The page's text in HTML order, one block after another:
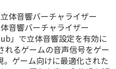
体音響バーチャライザー
音響バーチャライザー
」で立体音響設定を有効に
れるゲームの音声信号をゲー
ゲーム向けに最適化された